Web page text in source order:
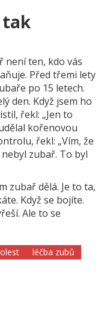
tak
není ten, kdo vás
Před třemi lety
po 15 letech.
den. Když jsem ho
řekl: „Jen to
kořenovou
řekl: „Vím, že
zubař. To byl
zubař dělá. Je to ta,
Když se bojíte.
Ale to se
léčba zubů